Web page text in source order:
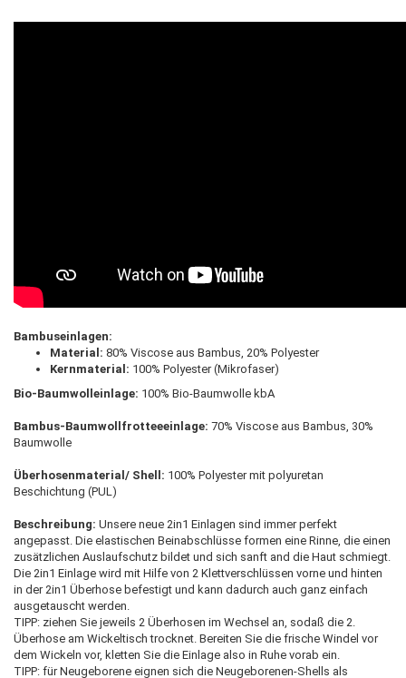
Bambuseinlagen:
Material: 80% Viscose aus Bambus, 20% Polyester
Kernmaterial: 100% Polyester (Mikrofaser)
Bio-Baumwolleinlage: 100% Bio-Baumwolle kbA
Bambus-Baumwollfrotteeeinlage: 70% Viscose aus Bambus, 30%
Baumwolle
Überhosenmaterial/ Shell: 100% Polyester mit polyuretan
Beschichtung (PUL)
Beschreibung: Unsere neue 2in1 Einlagen sind immer perfekt
angepasst. Die elastischen Beinabschlüsse formen eine Rinne, die einen
zusätzlichen Auslaufschutz bildet und sich sanft and die Haut schmiegt.
Die 2in1 Einlage wird mit Hilfe von 2 Klettverschlüssen vorne und hinten
in der 2in1 Überhose befestigt und kann dadurch auch ganz einfach
ausgetauscht werden.
TIPP: ziehen Sie jeweils 2 Überhosen im Wechsel an, sodaß die 2.
Überhose am Wickeltisch trocknet. Bereiten Sie die frische Windel vor
dem Wickeln vor, kletten Sie die Einlage also in Ruhe vorab ein.
TIPP: für Neugeborene eignen sich die Neugeborenen-Shells als